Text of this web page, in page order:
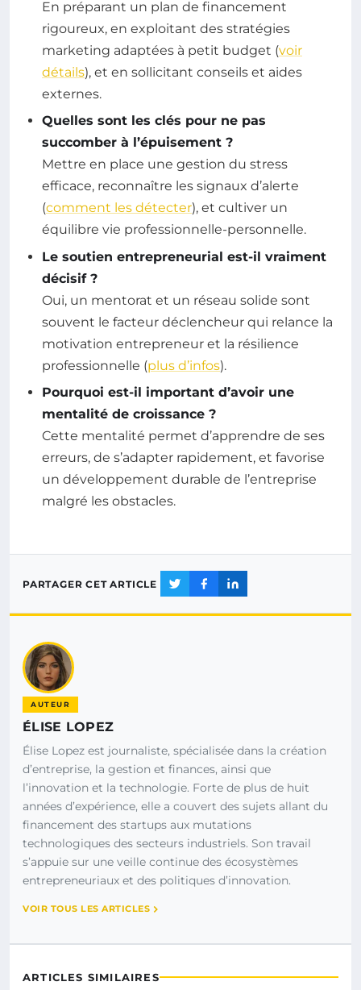
En préparant un plan de financement
rigoureux, en exploitant des stratégies
marketing adaptées à petit budget (voir
détails), et en sollicitant conseils et aides
externes.
Quelles sont les clés pour ne pas
succomber à l’épuisement ?
Mettre en place une gestion du stress
efficace, reconnaître les signaux d’alerte
(comment les détecter), et cultiver un
équilibre vie professionnelle-personnelle.
Le soutien entrepreneurial est-il vraiment
décisif ?
Oui, un mentorat et un réseau solide sont
souvent le facteur déclencheur qui relance la
motivation entrepreneur et la résilience
professionnelle (plus d’infos).
Pourquoi est-il important d’avoir une
mentalité de croissance ?
Cette mentalité permet d’apprendre de ses
erreurs, de s’adapter rapidement, et favorise
un développement durable de l’entreprise
malgré les obstacles.
PARTAGER CET ARTICLE
AUTEUR
ÉLISE LOPEZ
Élise Lopez est journaliste, spécialisée dans la création
d’entreprise, la gestion et finances, ainsi que
l’innovation et la technologie. Forte de plus de huit
années d’expérience, elle a couvert des sujets allant du
financement des startups aux mutations
technologiques des secteurs industriels. Son travail
s’appuie sur une veille continue des écosystèmes
entrepreneuriaux et des politiques d’innovation.
VOIR TOUS LES ARTICLES
ARTICLES SIMILAIRES